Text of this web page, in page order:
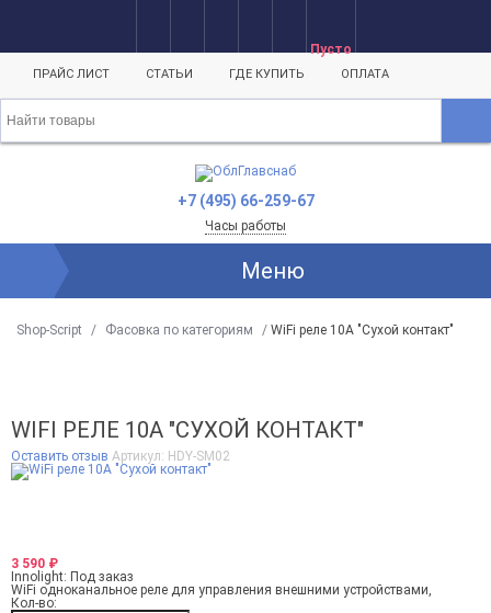
Пусто
ПРАЙС ЛИСТ СТАТЬИ ГДЕ КУПИТЬ ОПЛАТА
+7 (495) 66-259-67
Часы работы
Меню
Shop-Script / Фасовка по категориям / WiFi реле 10А "Сухой контакт"
WIFI РЕЛЕ 10А "СУХОЙ КОНТАКТ"
Оставить отзыв Артикул: HDY-SM02
3 590 ₽
Innolight: Под заказ
WiFi одноканальное реле для управления внешними устройствами,
Кол-во: